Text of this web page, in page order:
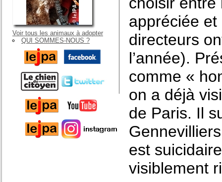
Voir tous les animaux à adopter
QUI SOMMES-NOUS ?
appréciée
directeurs
l’année).
comme «
on a déjà
de Paris. Il
est
visiblement